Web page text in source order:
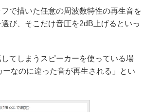
で描いた任意の周波数特性の再生音を
び、そこだけ音圧を2dB上げるといっ
てしまうスピーカーを使っている場
なのに違った音が再生される」とい